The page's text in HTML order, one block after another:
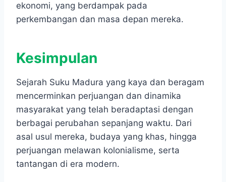
ekonomi, yang berdampak pada
perkembangan dan masa depan mereka.
Kesimpulan
Sejarah Suku Madura yang kaya dan beragam
mencerminkan perjuangan dan dinamika
masyarakat yang telah beradaptasi dengan
berbagai perubahan sepanjang waktu. ​Dari
asal usul mereka, budaya yang khas, hingga
perjuangan melawan kolonialisme, serta
tantangan di era modern.